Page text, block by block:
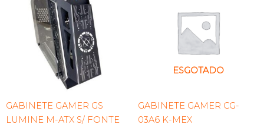
GABINETE GAMER GS
LUMINE M-ATX S/ FONTE
ESGOTADO
GABINETE GAMER CG-
03A6 K-MEX